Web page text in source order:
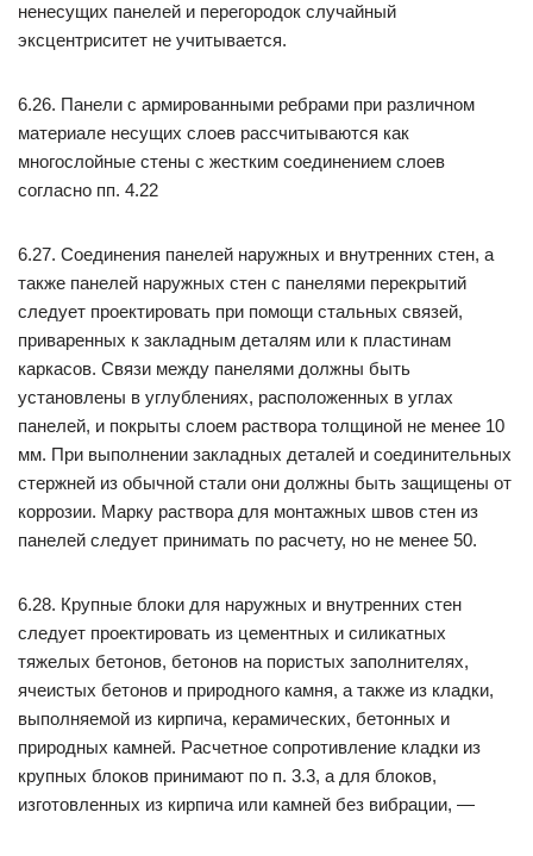
ненесущих панелей и перегородок случайный
эксцентриситет не учитывается.
6.26. Панели с армированными ребрами при различном
материале несущих слоев рассчитываются как
многослойные стены с жестким соединением слоев
согласно пп. 4.22
6.27. Соединения панелей наружных и внутренних стен, а
также панелей наружных стен с панелями перекрытий
следует проектировать при помощи стальных связей,
приваренных к закладным деталям или к пластинам
каркасов. Связи между панелями должны быть
установлены в углублениях, расположенных в углах
панелей, и покрыты слоем раствора толщиной не менее 10
мм. При выполнении закладных деталей и соединительных
стержней из обычной стали они должны быть защищены от
коррозии. Марку раствора для монтажных швов стен из
панелей следует принимать по расчету, но не менее 50.
6.28. Крупные блоки для наружных и внутренних стен
следует проектировать из цементных и силикатных
тяжелых бетонов, бетонов на пористых заполнителях,
ячеистых бетонов и природного камня, а также из кладки,
выполняемой из кирпича, керамических, бетонных и
природных камней. Расчетное сопротивление кладки из
крупных блоков принимают по п. 3.3, а для блоков,
изготовленных из кирпича или камней без вибрации, —